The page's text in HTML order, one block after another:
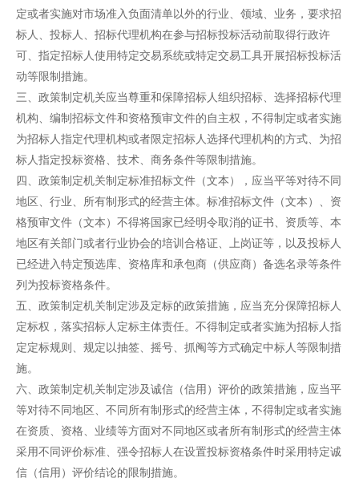
定或者实施对市场准入负面清单以外的行业、领域、业务，要求招
标人、投标人、招标代理机构在参与招标投标活动前取得行政许
可、指定招标人使用特定交易系统或特定交易工具开展招标投标活
动等限制措施。
三、政策制定机关应当尊重和保障招标人组织招标、选择招标代理
机构、编制招标文件和资格预审文件的自主权，不得制定或者实施
为招标人指定代理机构或者限定招标人选择代理机构的方式、为招
标人指定投标资格、技术、商务条件等限制措施。
四、政策制定机关制定标准招标文件（文本），应当平等对待不同
地区、行业、所有制形式的经营主体。标准招标文件（文本）、资
格预审文件（文本）不得将国家已经明令取消的证书、资质等、本
地区有关部门或者行业协会的培训合格证、上岗证等，以及投标人
已经进入特定预选库、资格库和承包商（供应商）备选名录等条件
列为投标资格条件。
五、政策制定机关制定涉及定标的政策措施，应当充分保障招标人
定标权，落实招标人定标主体责任。不得制定或者实施为招标人指
定定标规则、规定以抽签、摇号、抓阄等方式确定中标人等限制措
施。
六、政策制定机关制定涉及诚信（信用）评价的政策措施，应当平
等对待不同地区、不同所有制形式的经营主体，不得制定或者实施
在资质、资格、业绩等方面对不同地区或者所有制形式的经营主体
采用不同评价标准、强令招标人在设置投标资格条件时采用特定诚
信（信用）评价结论的限制措施。